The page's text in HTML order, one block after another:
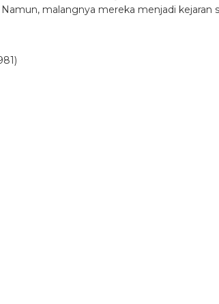
Namun, malangnya mereka menjadi